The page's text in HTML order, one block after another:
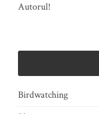
Autorul!
Birdwatching